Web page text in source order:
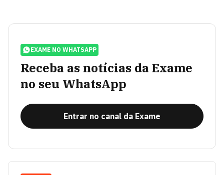
EXAME NO WHATSAPP
Receba as notícias da Exame
no seu WhatsApp
Entrar no canal da Exame